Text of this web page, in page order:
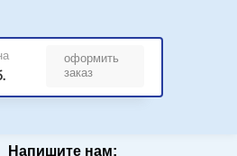
оформить
заказ